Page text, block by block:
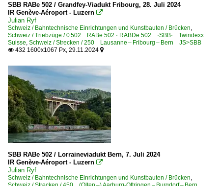
SBB RABe 502 / Grandfey-Viadukt Fribourg, 28. Juli 2024
IR Genève-Aéroport - Luzern 
Julian Ryf
Schweiz / Bahntechnische Einrichtungen und Kunstbauten / Brücken,
Schweiz / Triebzüge / 0 502 RABe 502 · RABDe 502 ·SBB· Twindexx
Suisse, Schweiz / Strecken / 250 Lausanne – Fribourg – Bern JS>SBB
 432 1600x1067 Px, 29.11.2024 
SBB RABe 502 / Lorraineviadukt Bern, 7. Juli 2024
IR Genève-Aéroport - Luzern 
Julian Ryf
Schweiz / Bahntechnische Einrichtungen und Kunstbauten / Brücken,